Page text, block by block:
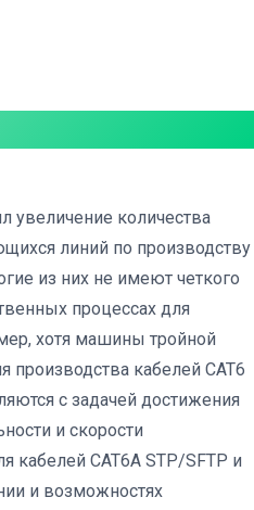
увеличение количества
линий по производству
из них не имеют четкого
процессах для
хотя машины тройной
производства кабелей CAT6
с задачей достижения
и скорости
кабелей CAT6A STP/SFTP и
и возможностях